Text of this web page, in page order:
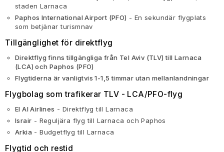
staden Larnaca
Paphos International Airport (PFO) - En sekundär flygplats
som betjänar turismnav
Tillgänglighet för direktflyg
Direktflyg finns tillgängliga från Tel Aviv (TLV) till Larnaca
(LCA) och Paphos (PFO)
Flygtiderna är vanligtvis 1-1,5 timmar utan mellanlandningar
Flygbolag som trafikerar TLV - LCA/PFO-flyg
El Al Airlines - Direktflyg till Larnaca
Israir - Reguljära flyg till Larnaca och Paphos
Arkia - Budgetflyg till Larnaca
Flygtid och restid